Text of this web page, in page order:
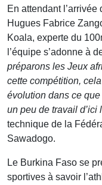
En attendant
Hugues Fabrice
Koala, experte du
l’équipe s’adonne à
préparons les Jeux
cette compétition,
évolution dans ce
un peu de travail d’ici
technique de la
Sawadogo.
Le Burkina Faso se
sportives à savoir